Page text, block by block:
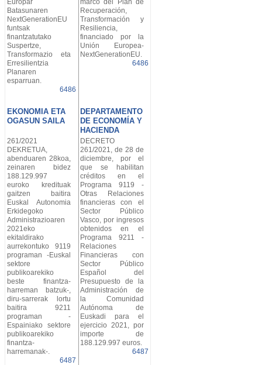
Batasunaren
NextGenerationEU
funtsak
finantzatutako
Suspertze,
Transformazio eta
Erresilientzia
Planaren
esparruan.
6486
Recuperación,
Transformación y
Resiliencia,
financiado por la
Unión Europea-
NextGenerationEU.
6486
EKONOMIA ETA
OGASUN SAILA
DEPARTAMENTO
DE ECONOMÍA Y
HACIENDA
261/2021
DEKRETUA,
abenduaren 28koa,
zeinaren bidez
188.129.997
euroko kredituak
gaitzen baitira
Euskal Autonomia
Erkidegoko
Administrazioaren
2021eko
ekitaldirako
aurrekontuko 9119
programan -Euskal
sektore
publikoarekiko
beste finantza-
harreman batzuk-,
diru-sarrerak lortu
baitira 9211
programan -
Espainiako sektore
publikoarekiko
finantza-
harremanak-.
6487
DECRETO
261/2021, de 28 de
diciembre, por el
que se habilitan
créditos en el
Programa 9119 -
Otras Relaciones
financieras con el
Sector Público
Vasco, por ingresos
obtenidos en el
Programa 9211 -
Relaciones
Financieras con
Sector Público
Español del
Presupuesto de la
Administración de
la Comunidad
Autónoma de
Euskadi para el
ejercicio 2021, por
importe de
188.129.997 euros.
6487